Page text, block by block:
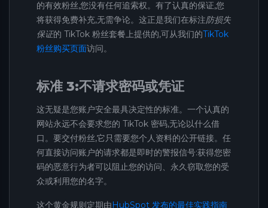
的有效粉丝,您没有任何追索权。有了认真的保证,您
将获得免费补充,无需争论。这正是我们在标注防损失
保证的 TikTok 粉丝套餐上提供的,可从我们的TikTok
粉丝购买页面访问。
标准 3:不请求密码或凭证
这无疑是您账户安全最具决定性的标准。一个认真的
网站永远不会要求您的 TikTok 密码,无论以什么借
口。要交付粉丝,它只需要您个人资料的公开链接。任
何直接访问账户的请求都是即时的警报信号:获得您密
码的恶意行为者可以阻止您的访问、永久窃取您的受
众或利用您的名字。
这个黄金规则定期由 HubSpot 发布的最佳实践指南